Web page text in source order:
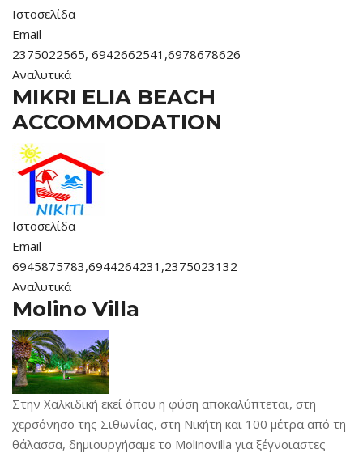
Ιστοσελίδα
Email
2375022565, 6942662541,6978678626
Αναλυτικά
MIKRI ELIA BEACH
ACCOMMODATION
Ιστοσελίδα
Email
6945875783,6944264231,2375023132
Αναλυτικά
Molino Villa
Στην Χαλκιδική εκεί όπου η φύση αποκαλύπτεται, στη
χερσόνησο της Σιθωνίας, στη Νικήτη και 100 μέτρα από τη
θάλασσα, δημιουργήσαμε το Molinovilla για ξέγνοιαστες